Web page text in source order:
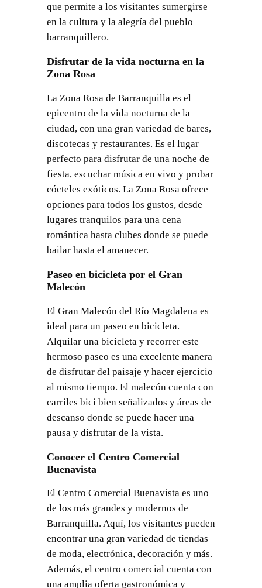
que permite a los visitantes sumergirse
en la cultura y la alegría del pueblo
barranquillero.
Disfrutar de la vida nocturna en la
Zona Rosa
La Zona Rosa de Barranquilla es el
epicentro de la vida nocturna de la
ciudad, con una gran variedad de bares,
discotecas y restaurantes. Es el lugar
perfecto para disfrutar de una noche de
fiesta, escuchar música en vivo y probar
cócteles exóticos. La Zona Rosa ofrece
opciones para todos los gustos, desde
lugares tranquilos para una cena
romántica hasta clubes donde se puede
bailar hasta el amanecer.
Paseo en bicicleta por el Gran
Malecón
El Gran Malecón del Río Magdalena es
ideal para un paseo en bicicleta.
Alquilar una bicicleta y recorrer este
hermoso paseo es una excelente manera
de disfrutar del paisaje y hacer ejercicio
al mismo tiempo. El malecón cuenta con
carriles bici bien señalizados y áreas de
descanso donde se puede hacer una
pausa y disfrutar de la vista.
Conocer el Centro Comercial
Buenavista
El Centro Comercial Buenavista es uno
de los más grandes y modernos de
Barranquilla. Aquí, los visitantes pueden
encontrar una gran variedad de tiendas
de moda, electrónica, decoración y más.
Además, el centro comercial cuenta con
una amplia oferta gastronómica y